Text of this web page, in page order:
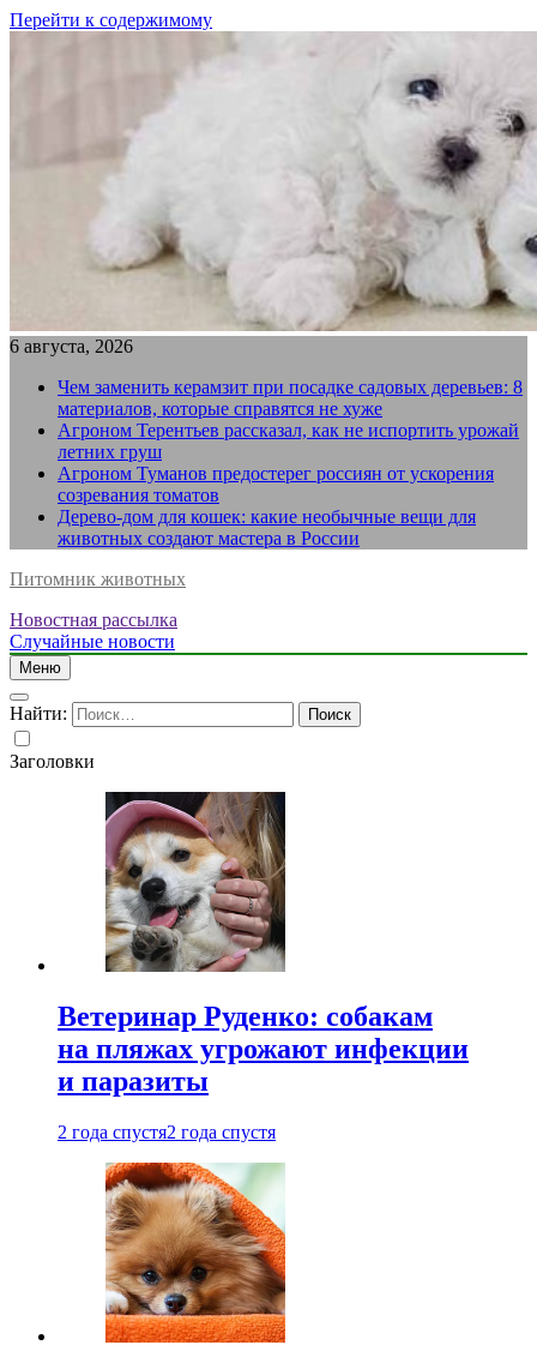
Перейти к содержимому
6 августа, 2026
Чем заменить керамзит при посадке садовых деревьев: 8
материалов, которые справятся не хуже
Агроном Терентьев рассказал, как не испортить урожай
летних груш
Агроном Туманов предостерег россиян от ускорения
созревания томатов
Дерево-дом для кошек: какие необычные вещи для
животных создают мастера в России
Питомник животных
Новостная рассылка
Случайные новости
Меню
Найти:
Заголовки
Ветеринар Руденко: собакам
на пляжах угрожают инфекции
и паразиты
2 года спустя2 года спустя